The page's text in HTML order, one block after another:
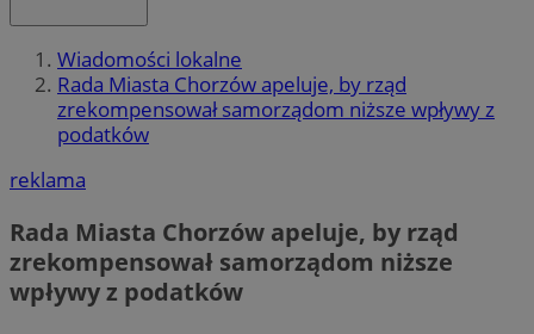
Wiadomości lokalne
Rada Miasta Chorzów apeluje, by rząd
zrekompensował samorządom niższe wpływy z
podatków
reklama
Rada Miasta Chorzów apeluje, by rząd
zrekompensował samorządom niższe
wpływy z podatków